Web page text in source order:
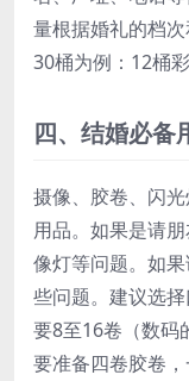
量根据婚礼的档
30桶为例：12桶
四、结婚必备
摄像、胶卷、闪
用品。如果是请
像灯等问题。如
些问题。建议选
要8至16卷（数码
要准备四卷胶卷